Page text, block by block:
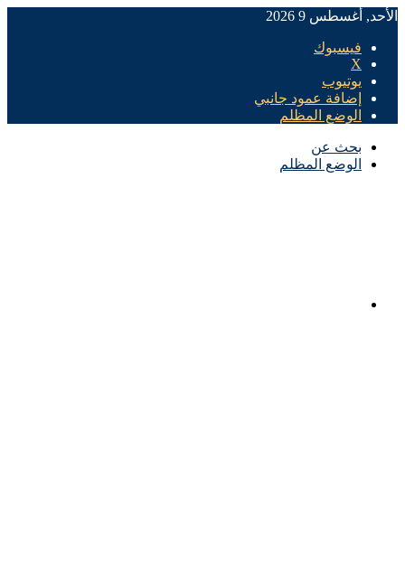
الأحد, أغسطس 9 2026
فيسبوك
X
يوتيوب
إضافة عمود جانبي
الوضع المظلم
بحث عن
الوضع المظلم